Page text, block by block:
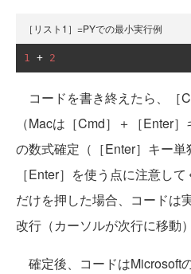
［リスト1］=PYでの最小実行例
1 + 2
コードを書き終えたら、［
（Macは［Cmd］＋［Enter
の数式確定（［Enter］キー
［Enter］を使う点に注意し
だけを押した場合、コードは
改行（カーソルが次行に移動
確定後、コードはMicrosoft